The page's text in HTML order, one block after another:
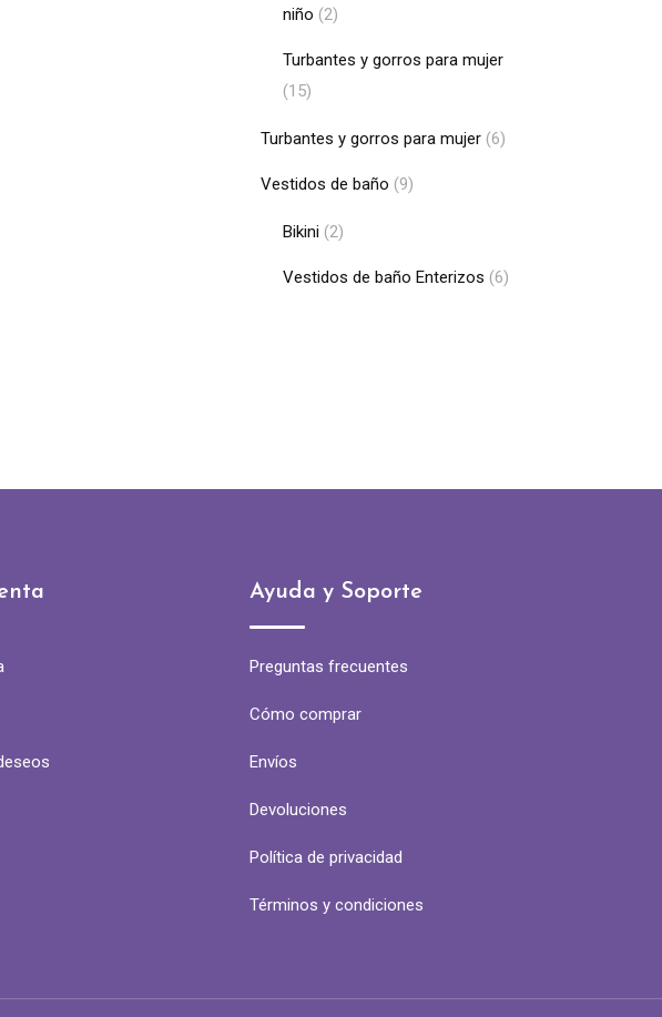
niño (2)
Turbantes y gorros para mujer
(15)
Turbantes y gorros para mujer (6)
Vestidos de baño (9)
Bikini (2)
Vestidos de baño Enterizos (6)
Ayuda y Soporte
Preguntas frecuentes
Cómo comprar
Envíos
Devoluciones
Política de privacidad
Términos y condiciones